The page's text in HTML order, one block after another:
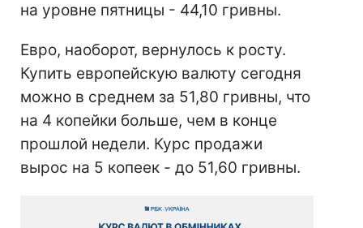
на уровне пятницы - 44,10 гривны.
Евро, наоборот, вернулось к росту.
Купить европейскую валюту сегодня
можно в среднем за 51,80 гривны, что
на 4 копейки больше, чем в конце
прошлой недели. Курс продажи
вырос на 5 копеек - до 51,60 гривны.